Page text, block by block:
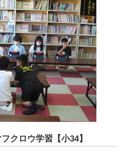
クロウ学習【小34】